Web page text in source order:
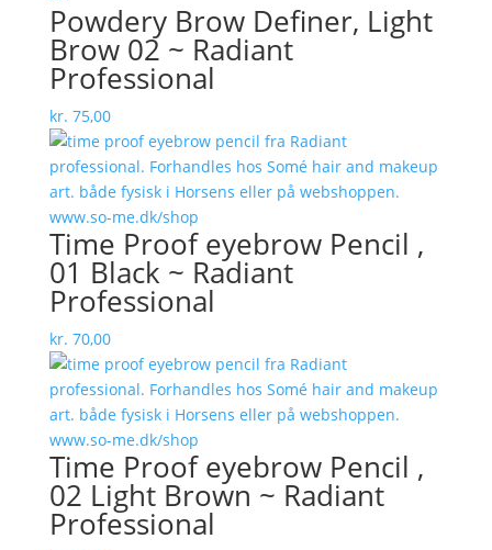
Powdery Brow Definer, Light
Brow 02 ~ Radiant
Professional
kr. 75,00
Time Proof eyebrow Pencil ,
01 Black ~ Radiant
Professional
kr. 70,00
Time Proof eyebrow Pencil ,
02 Light Brown ~ Radiant
Professional